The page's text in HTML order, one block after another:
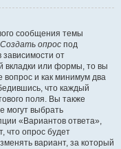
сообщения темы
Создать опрос под
от
вкладки или формы, то вы
вопрос и как минимум два
что каждый
поля. Вы также
могут выбрать
«Вариантов ответа»,
что опрос будет
вариант, за который